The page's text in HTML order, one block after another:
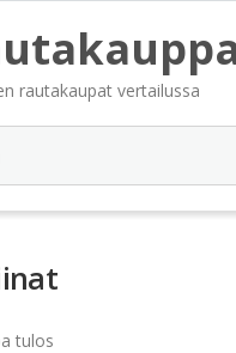
rautakaupat vertailussa
tulos